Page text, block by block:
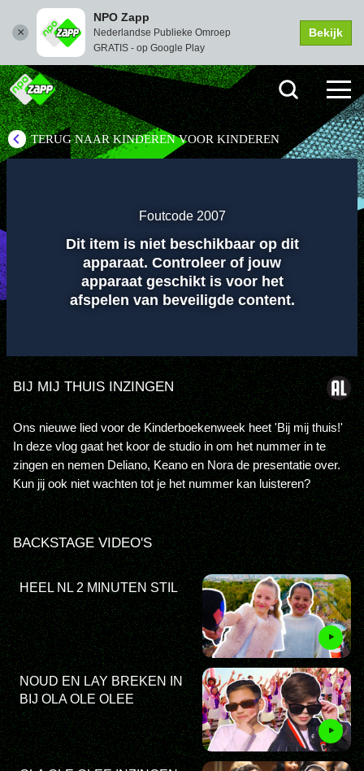
NPO Zapp
Nederlandse Publieke Omroep
GRATIS - op Google Play
Bekijk
TERUG NAAR KINDEREN VOOR KINDEREN
Afspelen
Foutcode 2007
Dit item is niet beschikbaar op dit
apparaat. Controleer of jouw
apparaat geschikt is voor het
afspelen van beveiligde content.
BIJ MIJ THUIS INZINGEN
Ons nieuwe lied voor de Kinderboekenweek heet 'Bij mij thuis!'
In deze vlog gaat het koor de studio in om het nummer in te
zingen en nemen Deliano, Keano en Nora de presentatie over.
Kun jij ook niet wachten tot je het nummer kan luisteren?
BACKSTAGE VIDEO'S
HEEL NL 2 MINUTEN STIL
NOUD EN LAY BREKEN IN
BIJ OLA OLE OLEE